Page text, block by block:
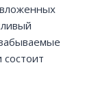
состоит